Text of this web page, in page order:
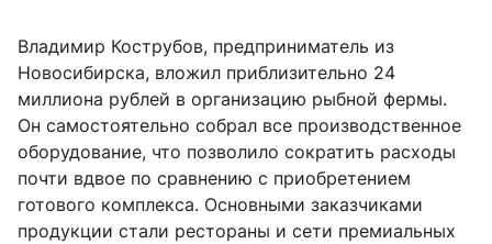
Владимир Кострубов, предприниматель из
Новосибирска, вложил приблизительно 24
миллиона рублей в организацию рыбной фермы.
Он самостоятельно собрал все производственное
оборудование, что позволило сократить расходы
почти вдвое по сравнению с приобретением
готового комплекса. Основными заказчиками
продукции стали рестораны и сети премиальных